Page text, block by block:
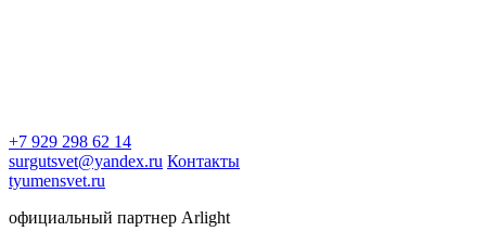
+7 929 298 62 14
surgutsvet@yandex.ru Контакты
tyumensvet.ru
официальный партнер Arlight